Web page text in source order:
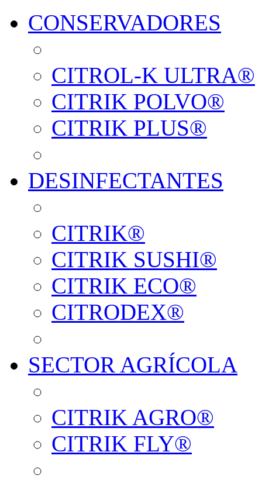
CONSERVADORES
CITROL-K ULTRA®
CITRIK POLVO®
CITRIK PLUS®
DESINFECTANTES
CITRIK®
CITRIK SUSHI®
CITRIK ECO®
CITRODEX®
SECTOR AGRÍCOLA
CITRIK AGRO®
CITRIK FLY®